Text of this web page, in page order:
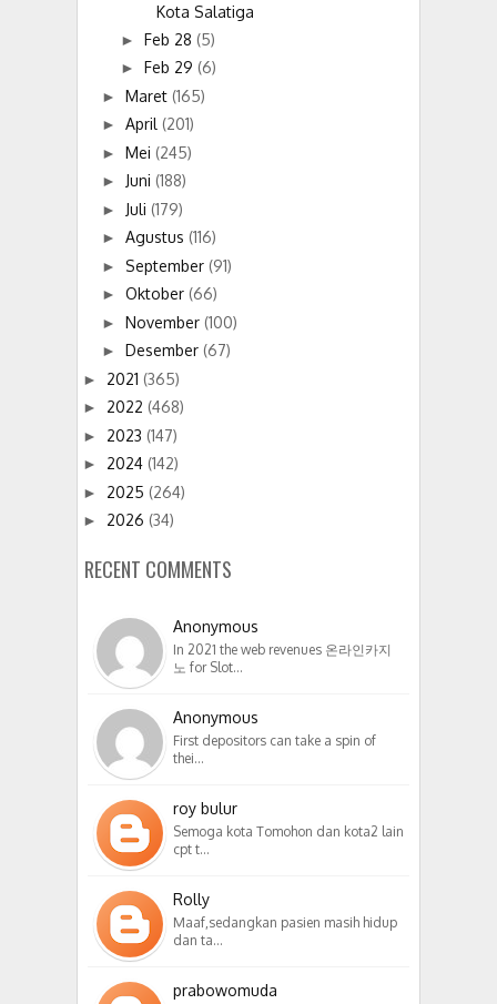
Kota Salatiga
► Feb 28 (5)
► Feb 29 (6)
► Maret (165)
► April (201)
► Mei (245)
► Juni (188)
► Juli (179)
► Agustus (116)
► September (91)
► Oktober (66)
► November (100)
► Desember (67)
► 2021 (365)
► 2022 (468)
► 2023 (147)
► 2024 (142)
► 2025 (264)
► 2026 (34)
RECENT COMMENTS
Anonymous
In 2021 the web revenues 온라인카지
노 for Slot…
Anonymous
First depositors can take a spin of
thei…
roy bulur
Semoga kota Tomohon dan kota2 lain
cpt t…
Rolly
Maaf,sedangkan pasien masih hidup
dan ta…
prabowomuda